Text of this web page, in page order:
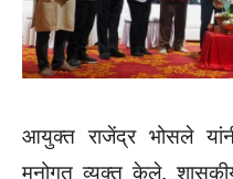
आयुक्त राजेंद्र भोसले
मनोगत व्यक्त केले. शासकीय